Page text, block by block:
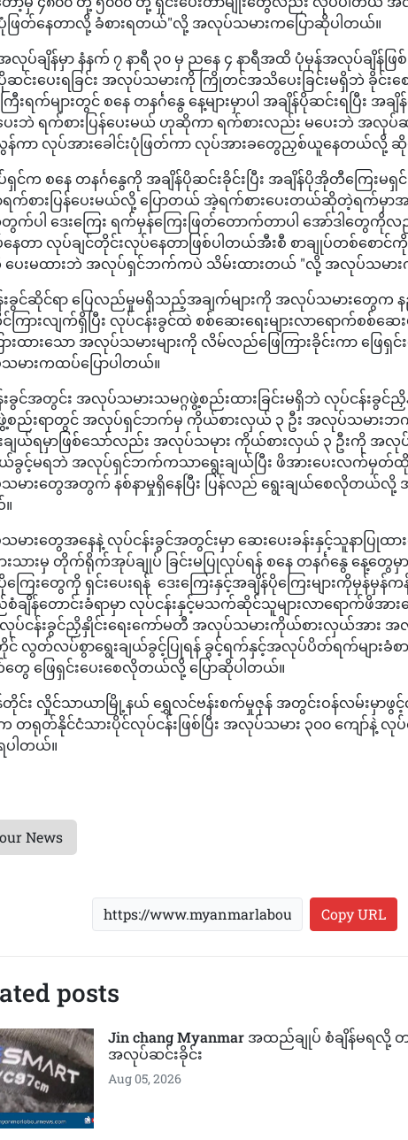
ပုံဖြတ်နေတာလို့ ခံစားရတယ်"လို့ အလုပ်သမားကပြောဆိုပါတယ်။
ပ်ချိန်မှာ နံနက် ၇ နာရီ ၃၀ မှ ညနေ ၄ နာရီအထိ ပုံမှန်အလုပ်ချိန်ဖြ
ဆင်းပေးရခြင်း အလုပ်သမားကို ကြိုတင်အသိပေးခြင်းမရှိဘဲ ခိုင်းစေခ
ြီးရက်များတွင် စနေ တနင်္ဂနွေ နေ့များမှာပါ အချိန်ပိုဆင်းရပြီး အခ
ေးဘဲ ရက်စားပြန်ပေးမယ် ဟုဆိုကာ ရက်စားလည်း မပေးဘဲ အလုပ်ဆင်း
န်ကာ လုပ်အားခေါင်းပုံဖြတ်ကာ လုပ်အားခတွေညှစ်ယူနေတယ်လို့
င်က စနေ တနင်္ဂနွေကို အချိန်ပိုဆင်းခိုင်းပြီး အချိန်ပိုအိုတီကြေးမရှင်
က်စားပြန်ပေးမယ်လို့ ပြောတယ် အဲ့ရက်စားပေးတယ်ဆိုတဲ့ရက်မှာ
ပါ ဒေးကြေး ရက်မှန်ကြေးဖြတ်တောက်တာပါ အော်ဒါတွေကိုလ
ေတာ လုပ်ချင်တိုင်းလုပ်နေတာဖြစ်ပါတယ်အီးစီ စာချုပ်တစ်စော
ေးမထားဘဲ အလုပ်ရှင်ဘက်ကပဲ သိမ်းထားတယ် "လို့ အလုပ်သမားက
ခွင်ဆိုင်ရာ ပြေလည်မှုမရှိသည့်အချက်များကို အလုပ်သမားတွေက န
င်ကြားလျက်ရှိပြီး လုပ်ငန်းခွင်ထဲ စစ်ဆေးရေးများလာရောက်စစ်
းထားသော အလုပ်သမားများကို လိမ်လည်ဖြေကြားခိုင်းကာ ဖြေ
ားကထပ်ပြောပါတယ်။
ခွင်အတွင်း အလုပ်သမားသမဂ္ဂဖွဲ့စည်းထားခြင်းမရှိဘဲ လုပ်ငန်းခွင်
ဖွဲ့စည်းရာတွင် အလုပ်ရှင်ဘက်မှ ကိုယ်စားလှယ် ၃ ဦး အလုပ်သမား
းချယ်ရမှာဖြစ်သော်လည်း အလုပ်သမုား ကိုယ်စားလှယ် ၃ ဦးကို အလုပ်သ
ယ်ခွင့်မရဘဲ အလုပ်ရှင်ဘက်ကသာရွေးချယ်ပြီး ဖိအားပေးလက်မှတ်ထို
ားတွေအတွက် နစ်နာမှုရှိနေပြီး ပြန်လည် ရွေးချယ်စေလိုတယ်လို့
ားတွေအနေနဲ့ လုပ်ငန်းခွင်အတွင်းမှာ ဆေးပေးခန်းနှင့်သူနာပြုထား
ားသားမှ တိုက်ရိုက်အုပ်ချုပ် ခြင်းမပြုလုပ်ရန် စနေ တနင်္ဂနွေ နေ့တွေ
ကြေးတွေကို ရှင်းပေးရန် ဒေးကြေးနှင့်အချိန်ပိုကြေးများကိုမှန်မှန်က
ျိန်တောင်းခံရာမှာ လုပ်ငန်းနှင့်မသက်ဆိုင်သူများလာရောက်ဖိအားပေ
လုပ်ငန်းခွင်ညှိနှိုင်းရေးကော်မတီ အလုပ်သမားကိုယ်စားလှယ်အား
လွတ်လပ်စွာရွေးချယ်ခွင့်ပြုရန် ခွင့်ရက်နှင့်အလုပ်ပိတ်ရက်များခံစာ
ေ ဖြေရှင်းပေးစေလိုတယ်လို့ ပြောဆိုပါတယ်။
င်း လှိုင်သာယာမြို့နယ် ရွှေလင်ဗန်းစက်မှုဇုန် အတွင်းဝန်လမ်းမှာဖွ
တရုတ်နိုင်ငံသားပိုင်လုပ်ငန်းဖြစ်ပြီး အလုပ်သမား ၃၀၀ ကျော်နဲ့
ါတယ်။
News
Copy URL
posts
Jin chang Myanmar အထည်ချုပ် စံချိန်မရလို့ တ
အလုပ်ဆင်းခိုင်း
Aug 05, 2026